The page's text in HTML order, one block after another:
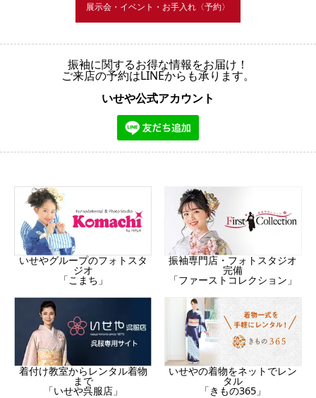
展示会・イベント・お手入れ〈予約〉
振袖に関するお得な情報をお届け！
ご来店の予約はLINEからも承ります。
いせや公式アカウント
いせやグループのフォトスタ
ジオ
「こまち」
振袖専門店・フォトスタジオ
完備
「ファーストコレクション」
着付け教室からレンタル着物
まで
「いせや呉服店」
いせやの着物をネットでレン
タル
「きもの365」